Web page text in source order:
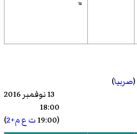
55'
(صربيا)
13 نوفمبر 2016
18:00
(19:00
ت ع م+2 )